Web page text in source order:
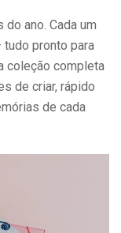
do ano. Cada um
pronto para
coleção completa
de criar, rápido
de cada